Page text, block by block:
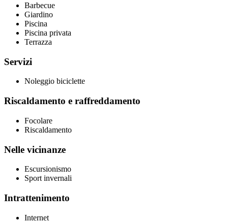
Barbecue
Giardino
Piscina
Piscina privata
Terrazza
Servizi
Noleggio biciclette
Riscaldamento e raffreddamento
Focolare
Riscaldamento
Nelle vicinanze
Escursionismo
Sport invernali
Intrattenimento
Internet